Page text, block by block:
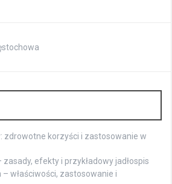
zdrowotne korzyści i zastosowanie w
zasady, efekty i przykładowy jadłospis
właściwości, zastosowanie i